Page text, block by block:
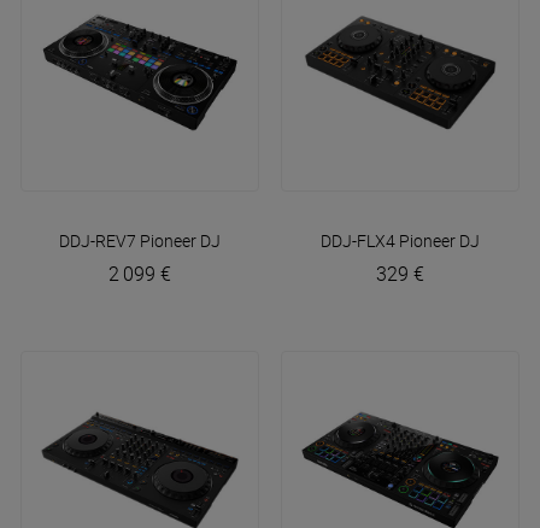
DDJ-REV7 Pioneer DJ
2 099 €
DDJ-FLX4 Pioneer DJ
329 €